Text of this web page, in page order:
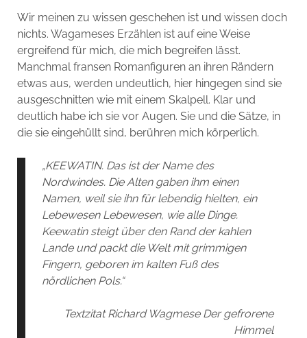
Wir meinen zu wissen geschehen ist und wissen doch
nichts. Wagameses Erzählen ist auf eine Weise
ergreifend für mich, die mich begreifen lässt.
Manchmal fransen Romanfiguren an ihren Rändern
etwas aus, werden undeutlich, hier hingegen sind sie
ausgeschnitten wie mit einem Skalpell. Klar und
deutlich habe ich sie vor Augen. Sie und die Sätze, in
die sie eingehüllt sind, berühren mich körperlich.
„KEEWATIN. Das ist der Name des
Nordwindes. Die Alten gaben ihm einen
Namen, weil sie ihn für lebendig hielten, ein
Lebewesen Lebewesen, wie alle Dinge.
Keewatin steigt über den Rand der kahlen
Lande und packt die Welt mit grimmigen
Fingern, geboren im kalten Fuß des
nördlichen Pols.“
Textzitat Richard Wagmese Der gefrorene
Himmel